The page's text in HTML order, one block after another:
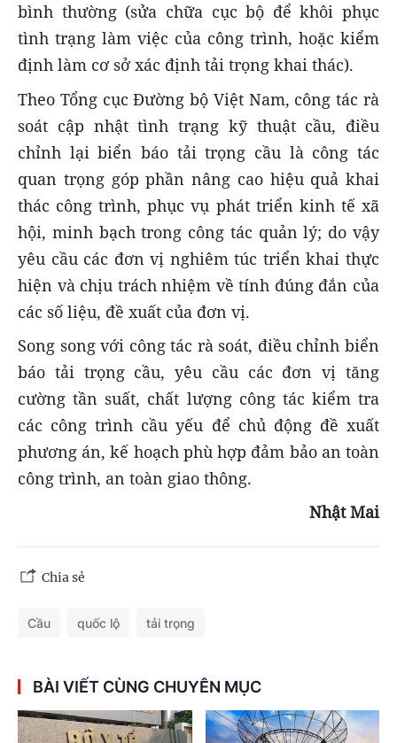
bình thường (sửa chữa cục bộ để khôi phục
tình trạng làm việc của công trình, hoặc kiểm
định làm cơ sở xác định tải trọng khai thác).
Theo Tổng cục Đường bộ Việt Nam, công tác rà
soát cập nhật tình trạng kỹ thuật cầu, điều
chỉnh lại biển báo tải trọng cầu là công tác
quan trọng góp phần nâng cao hiệu quả khai
thác công trình, phục vụ phát triển kinh tế xã
hội, minh bạch trong công tác quản lý; do vậy
yêu cầu các đơn vị nghiêm túc triển khai thực
hiện và chịu trách nhiệm về tính đúng đắn của
các số liệu, đề xuất của đơn vị.
Song song với công tác rà soát, điều chỉnh biển
báo tải trọng cầu, yêu cầu các đơn vị tăng
cường tần suất, chất lượng công tác kiểm tra
các công trình cầu yếu để chủ động đề xuất
phương án, kế hoạch phù hợp đảm bảo an toàn
công trình, an toàn giao thông.
Nhật Mai
Chia sẻ
Cầu quốc lộ tải trọng
BÀI VIẾT CÙNG CHUYÊN MỤC